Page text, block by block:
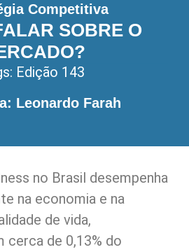
Competitiva
SOBRE O
Edição 143
Leonardo Farah
no Brasil desempenha
na economia e na
de vida,
cerca de 0,13% do